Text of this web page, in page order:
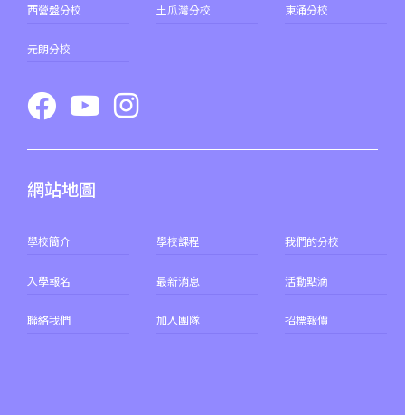
西營盤分校
元朗分校
土瓜灣分校 東涌分校
網站地圖
學校簡介
入學報名
聯絡我們
學校課程
最新消息
加入團隊
我們的分校
活動點滴
招標報價